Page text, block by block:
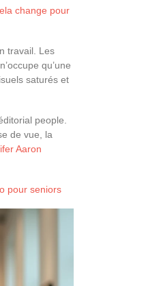
change pour
travail. Les
qu’une
saturés et
people.
de vue, la
Aaron
pour seniors